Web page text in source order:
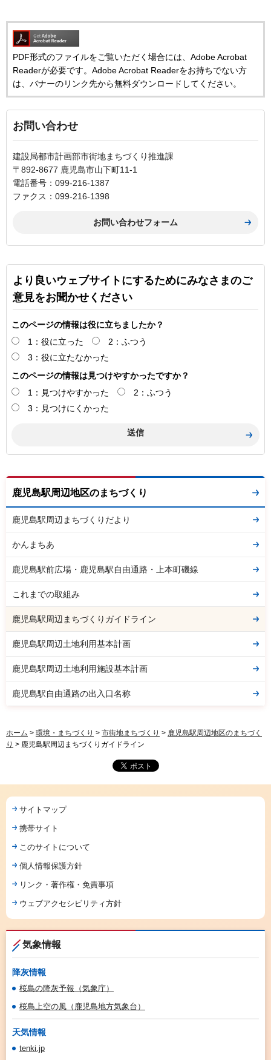
PDF形式のファイルをご覧いただく場合には、Adobe Acrobat
Readerが必要です。Adobe Acrobat Readerをお持ちでない方
は、バナーのリンク先から無料ダウンロードしてください。
お問い合わせ
建設局都市計画部市街地まちづくり推進課
〒892-8677 鹿児島市山下町11-1
電話番号：099-216-1387
ファクス：099-216-1398
より良いウェブサイトにするためにみなさまのご
意見をお聞かせください
このページの情報は役に立ちましたか？
1：役に立った
2：ふつう
3：役に立たなかった
このページの情報は見つけやすかったですか？
1：見つけやすかった
2：ふつう
3：見つけにくかった
鹿児島駅周辺地区のまちづくり
鹿児島駅周辺まちづくりだより
かんまちあ
鹿児島駅前広場・鹿児島駅自由通路・上本町磯線
これまでの取組み
鹿児島駅周辺まちづくりガイドライン
鹿児島駅周辺土地利用基本計画
鹿児島駅周辺土地利用施設基本計画
鹿児島駅自由通路の出入口名称
ホーム > 環境・まちづくり > 市街地まちづくり > 鹿児島駅周辺地区のまちづく
り > 鹿児島駅周辺まちづくりガイドライン
サイトマップ
携帯サイト
このサイトについて
個人情報保護方針
リンク・著作権・免責事項
ウェブアクセシビリティ方針
気象情報
降灰情報
桜島の降灰予報（気象庁）
桜島上空の風（鹿児島地方気象台）
天気情報
tenki.jp